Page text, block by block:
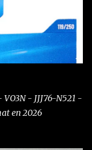
- JJJ76-N521 -
en 2026